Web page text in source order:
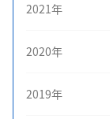
2021年
2020年
2019年